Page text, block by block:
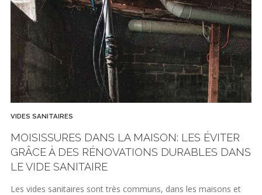
VIDES SANITAIRES
MOISISSURES DANS LA MAISON: LES ÉVITER
GRÂCE À DES RÉNOVATIONS DURABLES DANS
LE VIDE SANITAIRE
Les vides sanitaires sont très communs, dans les maisons et